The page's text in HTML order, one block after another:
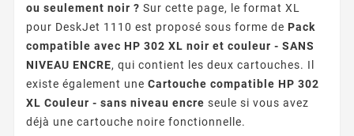
ou seulement noir ? Sur cette page, le format XL
pour DeskJet 1110 est proposé sous forme de Pack
compatible avec HP 302 XL noir et couleur - SANS
NIVEAU ENCRE, qui contient les deux cartouches. Il
existe également une Cartouche compatible HP 302
XL Couleur - sans niveau encre seule si vous avez
déjà une cartouche noire fonctionnelle.